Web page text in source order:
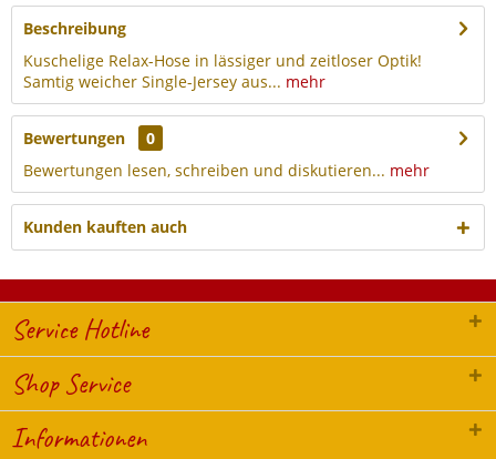
Beschreibung
Kuschelige Relax-Hose in lässiger und zeitloser Optik!
Samtig weicher Single-Jersey aus... mehr
Bewertungen
0
Bewertungen lesen, schreiben und diskutieren... mehr
Kunden kauften auch
Service Hotline
Shop Service
Informationen